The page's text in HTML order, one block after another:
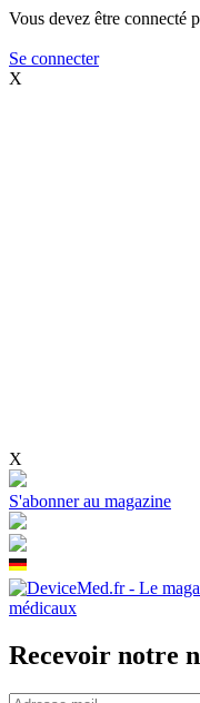
Vous devez être connecté
Se connecter
X
X
S'abonner au magazine
Recevoir notre